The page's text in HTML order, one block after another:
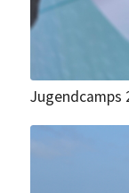
Jugendcamps